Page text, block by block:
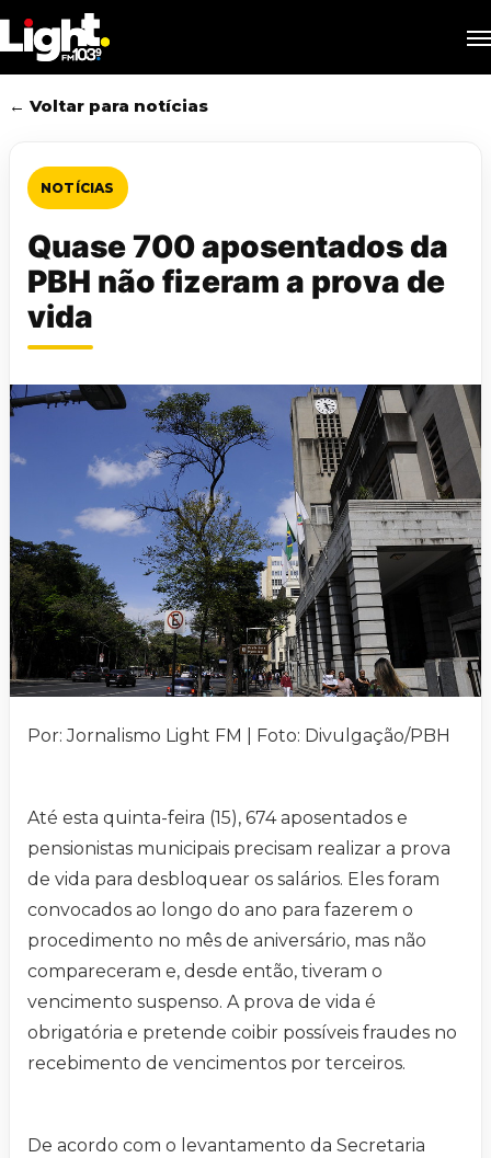
to
main
content
← Voltar para notícias
NOTÍCIAS
Quase 700 aposentados da
PBH não fizeram a prova de
vida
Por: Jornalismo Light FM | Foto: Divulgação/PBH
Até esta quinta-feira (15), 674 aposentados e
pensionistas municipais precisam realizar a prova
de vida para desbloquear os salários. Eles foram
convocados ao longo do ano para fazerem o
procedimento no mês de aniversário, mas não
compareceram e, desde então, tiveram o
vencimento suspenso. A prova de vida é
obrigatória e pretende coibir possíveis fraudes no
recebimento de vencimentos por terceiros.
De acordo com o levantamento da Secretaria